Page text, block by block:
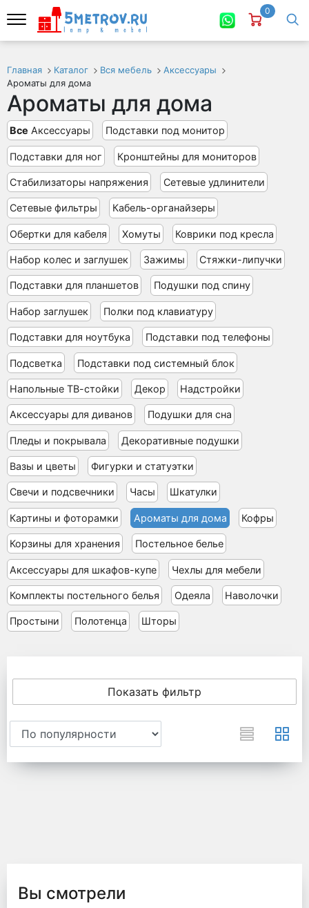
0
Главная Каталог Вся мебель
Аксессуары
Ароматы для дома
Ароматы для дома
Все Аксессуары Подставки под монитор
Подставки для ног Кронштейны для мониторов
Стабилизаторы напряжения Сетевые удлинители
Сетевые фильтры Кабель-органайзеры
Обертки для кабеля Хомуты Коврики под кресла
Набор колес и заглушек Зажимы Стяжки-липучки
Подставки для планшетов Подушки под спину
Набор заглушек Полки под клавиатуру
Подставки для ноутбука Подставки под телефоны
Подсветка Подставки под системный блок
Напольные ТВ-стойки Декор Надстройки
Аксессуары для диванов Подушки для сна
Пледы и покрывала Декоративные подушки
Вазы и цветы Фигурки и статуэтки
Свечи и подсвечники Часы Шкатулки
Картины и фоторамки Ароматы для дома Кофры
Корзины для хранения Постельное белье
Аксессуары для шкафов-купе Чехлы для мебели
Комплекты постельного белья Одеяла Наволочки
Простыни Полотенца Шторы
Показать фильтр
Вы смотрели